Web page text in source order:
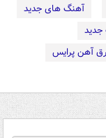
آهنگ های جدید
آهن پرایس